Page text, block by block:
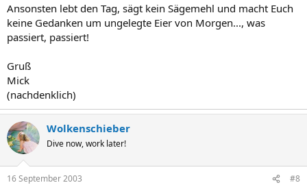
Ansonsten lebt den Tag, sägt kein Sägemehl und macht Euch
keine Gedanken um ungelegte Eier von Morgen..., was
passiert, passiert!
Gruß
Mick
(nachdenklich)
Wolkenschieber
Dive now, work later!
16 September 2003 #8